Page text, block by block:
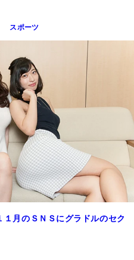
スポーツ
月のＳＮＳにグラドルのセク